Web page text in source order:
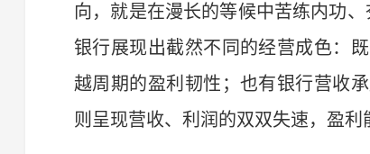
向，就是在漫长的等候中苦练内功
银行展现出截然不同的经营成色：
越周期的盈利韧性；也有银行营收
则呈现营收、利润的双双失速，盈利